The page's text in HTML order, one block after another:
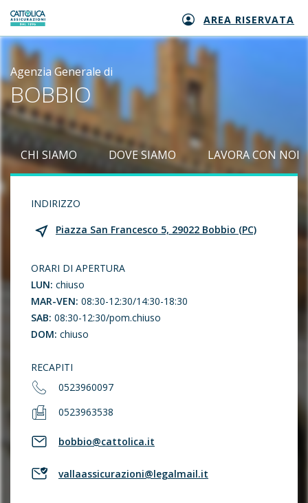
Generali logo AREA RISERVATA
Agenzia Generale di
BOBBIO
CHI SIAMO DOVE SIAMO LAVORA CON NOI
INDIRIZZO
Piazza San Francesco 5, 29022 Bobbio (PC)
ORARI DI APERTURA
LUN: chiuso
MAR-VEN: 08:30-12:30/14:30-18:30
SAB: 08:30-12:30/pom.chiuso
DOM: chiuso
RECAPITI
0523960097
0523963538
bobbio@cattolica.it
vallaassicurazioni@legalmail.it